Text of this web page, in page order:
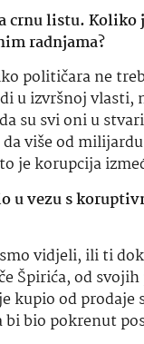
crnu listu. Koliko
radnjama?
političara ne
izvršnoj vlasti,
su svi oni u
da više od
je korupcija
u vezu s
vidjeli, ili ti
Špirića, od
kupio od
bio pokrenut